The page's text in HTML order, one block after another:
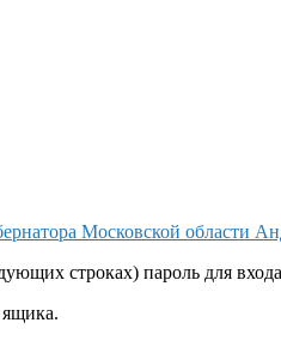
Московской области
строках) пароль для
ящика.